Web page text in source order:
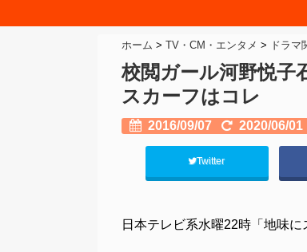
ホーム > TV・CM・エンタメ > ドラマ
校閲ガール河野悦子
スカーフはコレ
2016/09/07 2020/06/01
Twitter
日本テレビ系水曜22時「地味